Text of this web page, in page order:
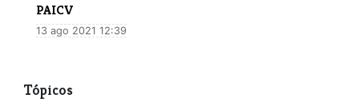
PAICV
13 ago 2021 12:39
Tópicos